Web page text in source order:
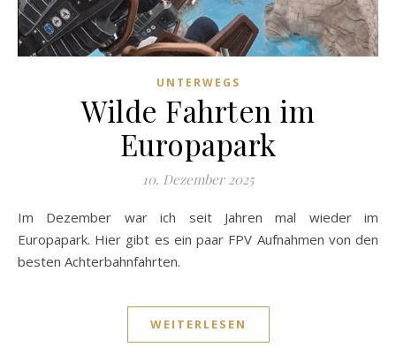
UNTERWEGS
Wilde Fahrten im
Europapark
10. Dezember 2025
Im Dezember war ich seit Jahren mal wieder im
Europapark. Hier gibt es ein paar FPV Aufnahmen von den
besten Achterbahnfahrten.
WEITERLESEN